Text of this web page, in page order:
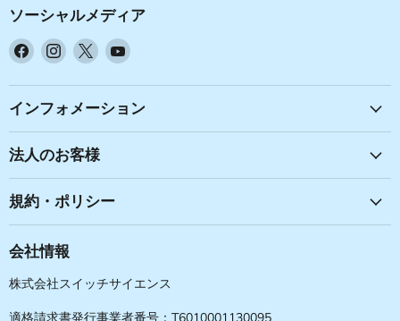
ソーシャルメディア
Facebook
見
つ
て
く
さ
い
Instagram
見
つ
て
く
さ
い
X
見
つ
て
く
さ
い
YouTube
見
つ
い
インフォメーション
法人のお客様
規約・ポリシー
会社情報
株式会社スイッチサイエンス